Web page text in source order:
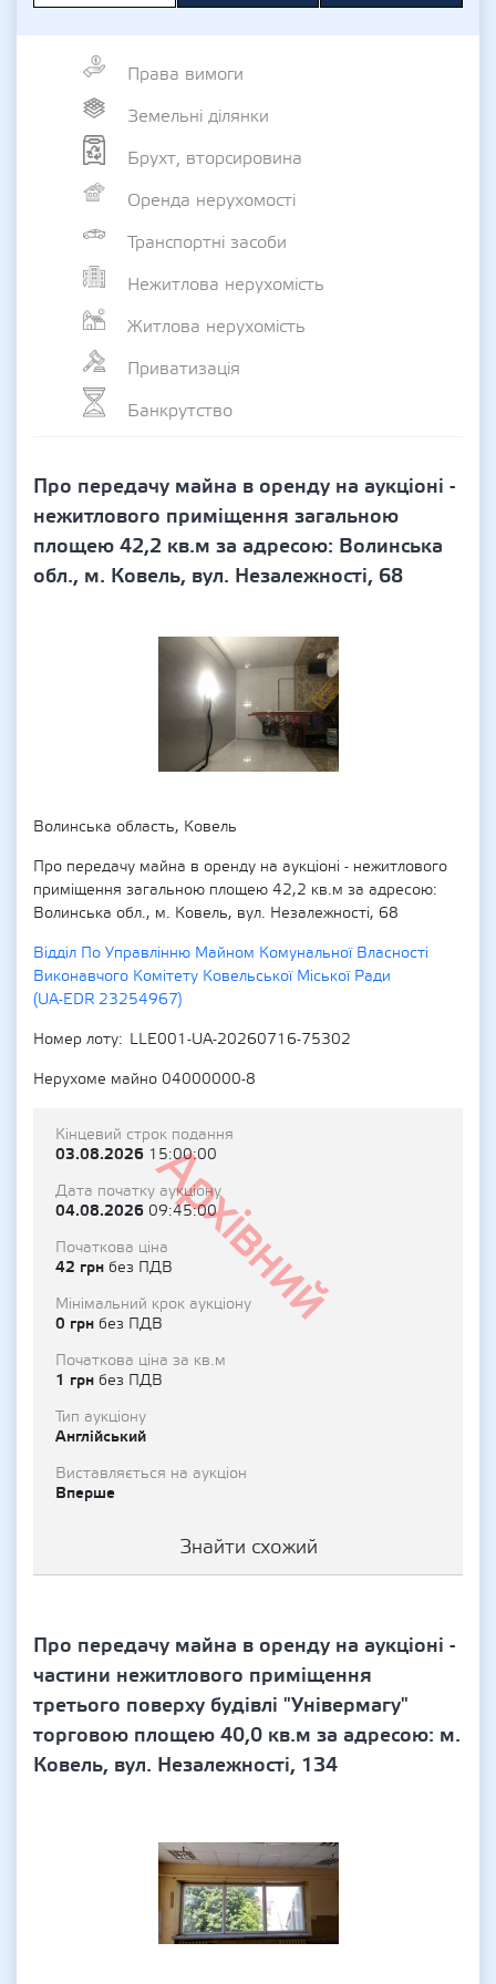
Права вимоги
Земельні ділянки
Брухт, вторсировина
Оренда нерухомості
Транспортні засоби
Нежитлова нерухомість
Житлова нерухомість
Приватизація
Банкрутство
Про передачу майна в оренду на аукціоні -
нежитлового приміщення загальною
площею 42,2 кв.м за адресою: Волинська
обл., м. Ковель, вул. Незалежності, 68
Волинська область, Ковель
Про передачу майна в оренду на аукціоні - нежитлового
приміщення загальною площею 42,2 кв.м за адресою:
Волинська обл., м. Ковель, вул. Незалежності, 68
Відділ По Управлінню Майном Комунальної Власності
Виконавчого Комітету Ковельської Міської Ради
(UA-EDR 23254967)
Номер лоту
LLE001-UA-20260716-75302
Нерухоме майно 04000000-8
Архівний
Кінцевий строк подання
03.08.2026 15:00:00
Дата початку аукціону
04.08.2026 09:45:00
Початкова ціна
42 грн без ПДВ
Мінімальний крок аукціону
0 грн без ПДВ
Початкова ціна за кв.м
1 грн без ПДВ
Тип аукціону
Англійський
Виставляється на аукціон
Вперше
Знайти схожий
Про передачу майна в оренду на аукціоні -
частини нежитлового приміщення
третього поверху будівлі "Універмагу"
торговою площею 40,0 кв.м за адресою: м.
Ковель, вул. Незалежності, 134